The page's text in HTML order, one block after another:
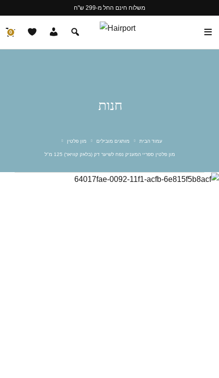
משלוח חינם החל מ-299 ש"ח
0
חנות
עמוד הבית מותגים מובילים מון פלטין
מון פלטין ספריי המעניק נפח לשיער דק (בלאק קוויאר) 125 מ"ל